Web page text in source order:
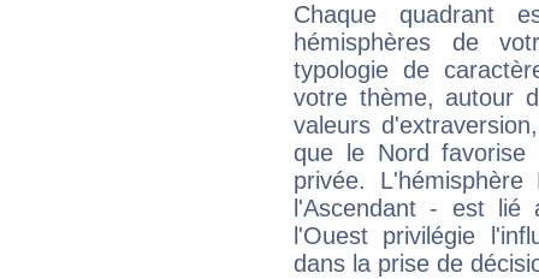
Chaque quadrant
hémisphères de
typologie de
votre thème, autour
valeurs
que le Nord favorise
privée.
l'Ascendant - est
l'Ouest privilégie
dans la prise de